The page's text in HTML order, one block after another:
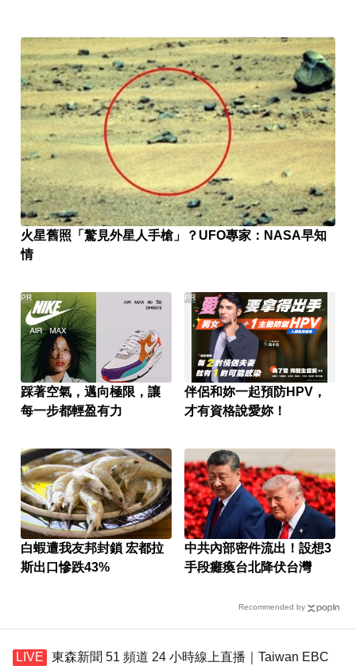
火星舊照「驚見外星人手槍」？UFO專家：NASA早知
情
踩著空氣，邁向極限，讓
每一步都輕盈有力
PR
伴侶和妳一起預防HPV，
才有資格說愛妳！
PR
白蝦遭我友邦封鎖 宏都拉
斯出口慘跌43%
中共內部密件流出！設想3
手段癱瘓台北降伏台灣
Recommended by
東森新聞 51 頻道 24 小時線上直播｜Taiwan EBC